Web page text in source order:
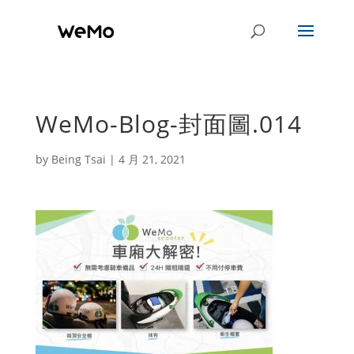
WeMo-Blog-封面圖.014
by Being Tsai | 4 月 21, 2021